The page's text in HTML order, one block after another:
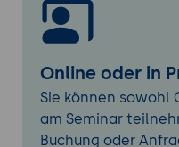
Empfehlungen
Kooperationen
Multiplikatoren
Erfolgreiche
Online oder in
Sie können sowohl
am Seminar
Buchung oder